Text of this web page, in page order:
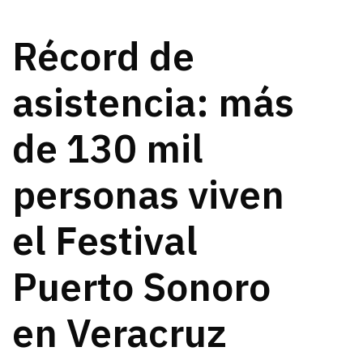
Récord de
asistencia: más
de 130 mil
personas viven
el Festival
Puerto Sonoro
en Veracruz